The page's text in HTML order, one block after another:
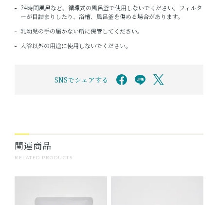
24時間風呂など、循環式の風呂釜で使用しないでください。フィルタ
ーが目詰まりしたり、浴槽、風呂釜を傷める場合があります。
乳幼児の手の届かない所に保管してください。
入浴以外の用途に使用しないでください。
SNSでシェアする
RELATED PRODUCTS
関連商品